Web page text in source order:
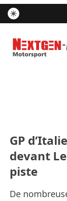
Nextgen-
GP
devant
piste
De